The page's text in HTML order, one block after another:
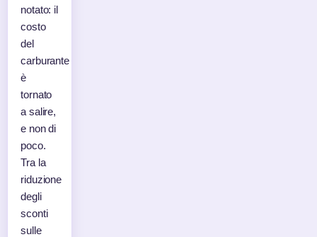
notato: il
costo
del
carburante
è
tornato
a salire,
e non di
poco.
Tra la
riduzione
degli
sconti
sulle